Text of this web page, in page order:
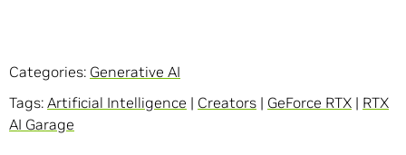
Categories: Generative AI
Tags: Artificial Intelligence | Creators | GeForce RTX | RTX
AI Garage